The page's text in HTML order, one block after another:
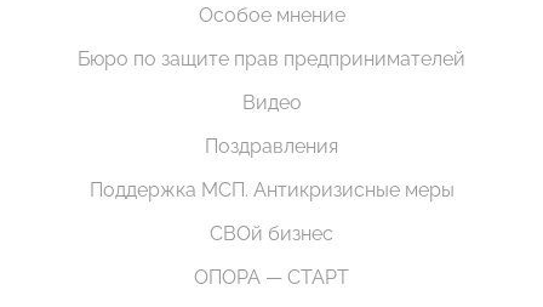
Особое мнение
Бюро по защите прав предпринимателей
Видео
Поздравления
Поддержка МСП. Антикризисные меры
СВОй бизнес
ОПОРА — СТАРТ